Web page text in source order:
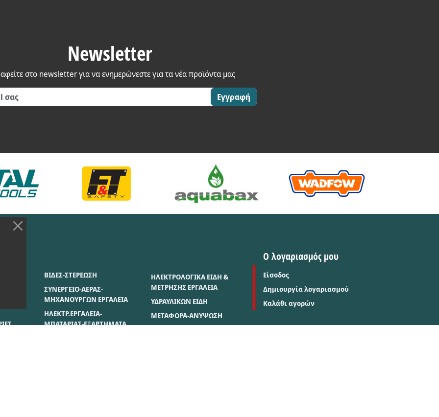
Newsletter
στο newsletter για να ενημερώνεστε για τα νέα προϊόντα μας
Εγγραφή
ΒΙΔΕΣ-ΣΤΕΡΕΩΣΗ
ΣΥΝΕΡΓΕΙΟ-ΑΕΡΑΣ-
ΜΗΧΑΝΟΥΡΓΩΝ ΕΡΓΑΛΕΙΑ
ΗΛΕΚΤΡ.ΕΡΓΑΛΕΙΑ-
ΜΠΑΤΑΡΙΑΣ-ΕΞΑΡΤΗΜΑΤΑ
ΗΛΕΚΤΡΟΛΟΓΙΚΑ ΕΙΔΗ &
ΜΕΤΡΗΣΗΣ ΕΡΓΑΛΕΙΑ
ΥΔΡΑΥΛΙΚΩΝ ΕΙΔΗ
ΜΕΤΑΦΟΡΑ-ΑΝΥΨΩΣΗ
Ο λογαριασμός μου
Είσοδος
Δημιουργία λογαριασμού
Καλάθι αγορών